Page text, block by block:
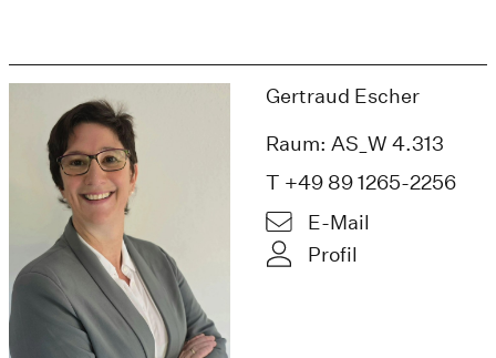
Gertraud Escher
Raum: AS_W 4.313
T +49 89 1265-2256
E-Mail
Profil